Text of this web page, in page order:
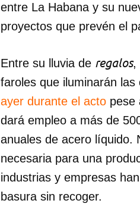
entre La Habana y su
proyectos que prevén el
Entre su lluvia de regalos,
faroles que iluminarán
ayer durante el acto pese
dará empleo a más de
anuales de acero líquido.
necesaria para una
industrias y empresas
basura sin recoger.